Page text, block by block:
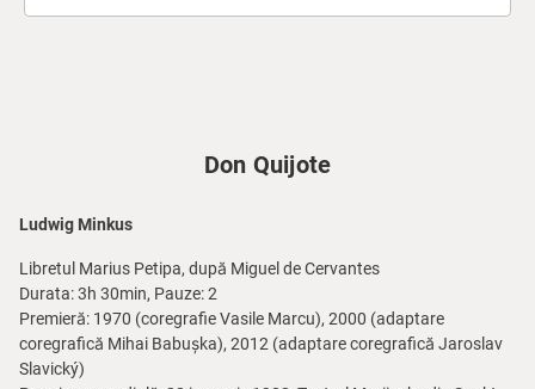
Don Quijote
Ludwig Minkus
Libretul Marius Petipa, după Miguel de Cervantes
Durata: 3h 30min, Pauze: 2
Premieră: 1970 (coregrafie Vasile Marcu), 2000 (adaptare
coregrafică Mihai Babușka), 2012 (adaptare coregrafică Jaroslav
Slavický)